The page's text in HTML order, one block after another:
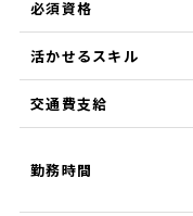
必須資格
活かせるスキル
交通費支給
勤務時間